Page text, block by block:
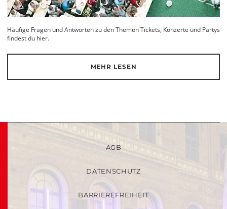
Häufige Fragen und Antworten zu den Themen Tickets, Konzerte und Partys
findest du hier.
MEHR LESEN
AGB
DATENSCHUTZ
BARRIEREFREIHEIT